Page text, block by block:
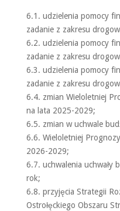
6.1. udzielenia pomocy
zadanie z zakresu
6.2. udzielenia pomocy
zadanie z zakresu
6.3. udzielenia pomocy
zadanie z zakresu
6.4. zmian Wieloletniej
na lata 2025-2029;
6.5. zmian w uchwale
6.6. Wieloletniej
2026-2029;
6.7. uchwalenia uchwały
rok;
6.8. przyjęcia Strategii
Ostrołęckiego Obszaru